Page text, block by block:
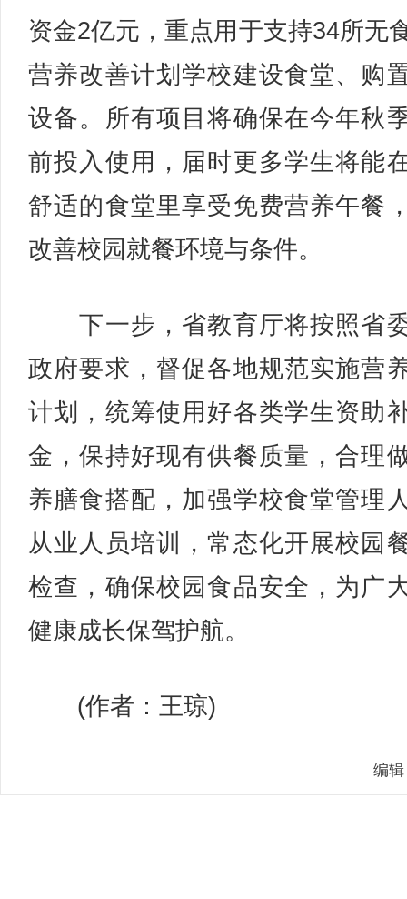
资金2亿元，重点用于支持34所无
营养改善计划学校建设食堂、购
设备。所有项目将确保在今年秋
前投入使用，届时更多学生将能
舒适的食堂里享受免费营养午餐
改善校园就餐环境与条件。
下一步，省教育厅将按照省
政府要求，督促各地规范实施营
计划，统筹使用好各类学生资助
金，保持好现有供餐质量，合理
养膳食搭配，加强学校食堂管理
从业人员培训，常态化开展校园
检查，确保校园食品安全，为广
健康成长保驾护航。
(作者：王琼)
编